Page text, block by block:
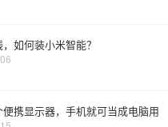
如何装小米智能？
携显示器，手机就可当成电脑用